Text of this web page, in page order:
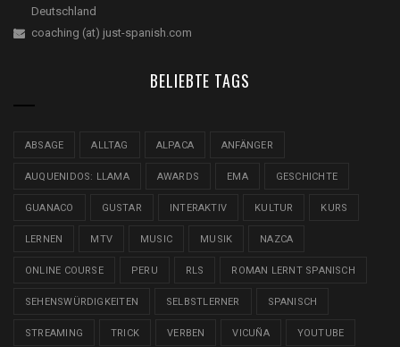
Deutschland
coaching (at) just-spanish.com
BELIEBTE TAGS
ABSAGE ALLTAG ALPACA ANFÄNGER
AUQUENIDOS: LLAMA AWARDS EMA GESCHICHTE
GUANACO GUSTAR INTERAKTIV KULTUR KURS
LERNEN MTV MUSIC MUSIK NAZCA
ONLINE COURSE PERU RLS ROMAN LERNT SPANISCH
SEHENSWÜRDIGKEITEN SELBSTLERNER SPANISCH
STREAMING TRICK VERBEN VICUÑA YOUTUBE